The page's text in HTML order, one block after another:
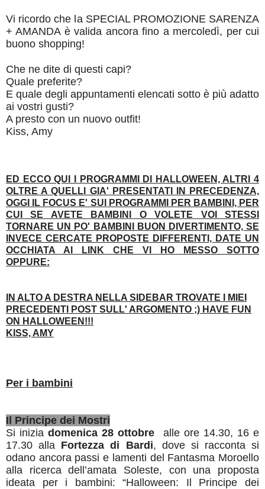
Vi ricordo che la SPECIAL PROMOZIONE SARENZA
+ AMANDA è valida ancora fino a mercoledì, per cui
buono shopping!
Che ne dite di questi capi?
Quale preferite?
E quale degli appuntamenti elencati sotto è più adatto
ai vostri gusti?
A presto con un nuovo outfit!
Kiss, Amy
ED ECCO QUI I PROGRAMMI DI HALLOWEEN, ALTRI 4
OLTRE A QUELLI GIA' PRESENTATI IN PRECEDENZA,
OGGI IL FOCUS E' SUI PROGRAMMI PER BAMBINI, PER
CUI SE AVETE BAMBINI O VOLETE VOI STESSI
TORNARE UN PO' BAMBINI BUON DIVERTIMENTO, SE
INVECE CERCATE PROPOSTE DIFFERENTI, DATE UN
OCCHIATA AI LINK CHE VI HO MESSO SOTTO
OPPURE:
IN ALTO A DESTRA NELLA SIDEBAR TROVATE I MIEI
PRECEDENTI POST SULL' ARGOMENTO ;) HAVE FUN
ON HALLOWEEN!!!
KISS, AMY
Per i bambini
Il Principe dei Mostri
Si iniziadomenica 28 ottobre alle ore 14.30, 16 e
17.30 alla Fortezza di Bardi, dove si racconta si
odano ancora passi e lamenti del Fantasma Moroello
alla ricerca dell’amata Soleste, con una proposta
ideata per i bambini: “Halloween: Il Principe dei